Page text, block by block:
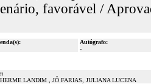
favorável /
Autógrafo:
-
LANDIM , JÔ FARIAS, JULIANA LUCENA